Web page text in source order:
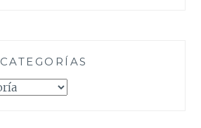
CATEGORÍAS